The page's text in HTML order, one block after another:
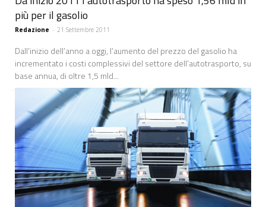
più per il gasolio
Redazione - 21 Settembre 2011
Dall’inizio dell’anno a oggi, l’aumento del prezzo del gasolio ha
incrementato i costi complessivi del settore dell’autotrasporto, su
base annua, di oltre 1,5 mld...